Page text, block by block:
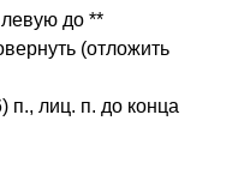
левую до **
(отложить
п., лиц. п. до конца